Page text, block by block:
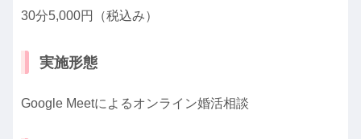
30分5,000円（税込み）
実施形態
Google Meetによるオンライン婚活相談